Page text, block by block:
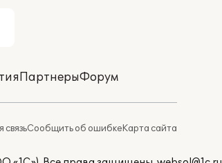
ПартнерыФорум
Сообщить об ошибкеКарта сайта